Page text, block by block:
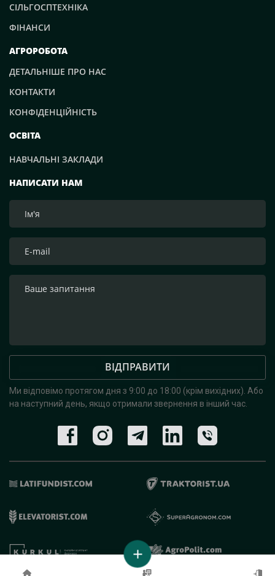
НАПИСАТИ НАМ
ВІДПРАВИТИ
Ми відповімо протягом дня з 9:00 до 18:00 (крім вихідних). Або
на наступний день, якщо отримали звернення в інший час.
СІЛЬГОСПТЕХНІКА
ФІНАНСИ
АГРОРОБОТА
ДЕТАЛЬНІШЕ ПРО НАС
КОНТАКТИ
КОНФІДЕНЦІЙНІСТЬ
ОСВІТА
НАВЧАЛЬНІ ЗАКЛАДИ